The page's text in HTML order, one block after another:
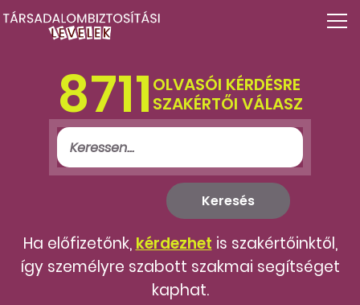
8711 OLVASÓI KÉRDÉSRE
SZAKÉRTŐI VÁLASZ
Ha előfizetőnk, kérdezhet is szakértőinktől,
így személyre szabott szakmai segítséget
kaphat.